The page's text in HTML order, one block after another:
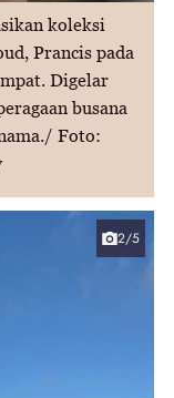
koleksi
Prancis pada
Digelar
busana
Foto:
2/5